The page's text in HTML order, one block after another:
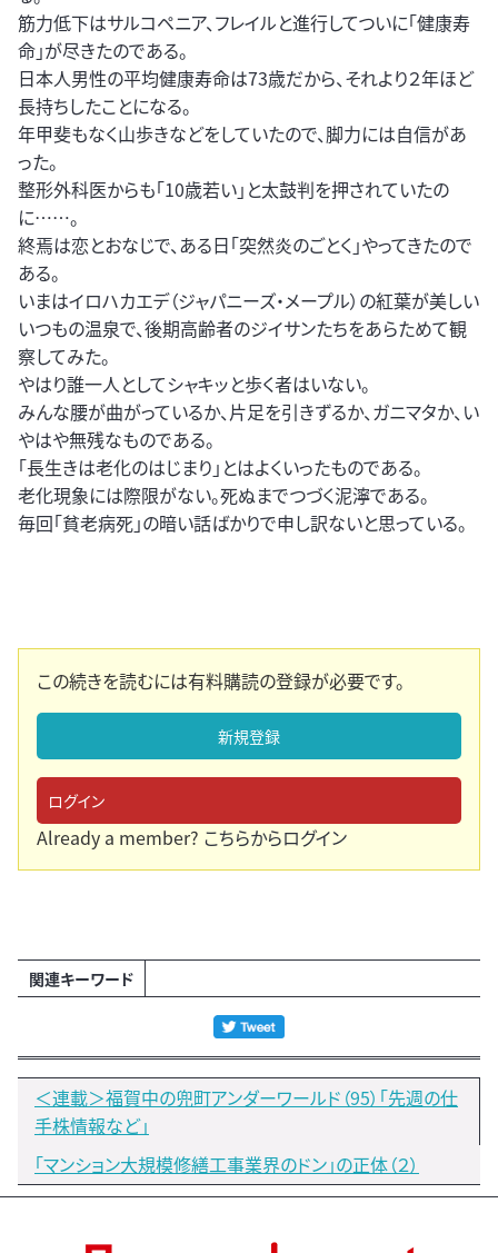
筋力低下はサルコペニア、フレイルと進行してついに「健康寿
命」が尽きたのである。
日本人男性の平均健康寿命は73歳だから、それより２年ほど
長持ちしたことになる。
年甲斐もなく山歩きなどをしていたので、脚力には自信があ
った。
整形外科医からも「10歳若い」と太鼓判を押されていたの
に……。
終焉は恋とおなじで、ある日「突然炎のごとく」やってきたので
ある。
いまはイロハカエデ（ジャパニーズ・メープル）の紅葉が美しい
いつもの温泉で、後期高齢者のジイサンたちをあらためて観
察してみた。
やはり誰一人としてシャキッと歩く者はいない。
みんな腰が曲がっているか、片足を引きずるか、ガニマタか、い
やはや無残なものである。
「長生きは老化のはじまり」とはよくいったものである。
老化現象には際限がない。死ぬまでつづく泥濘である。
毎回「貧老病死」の暗い話ばかりで申し訳ないと思っている。
この続きを読むには有料購読の登録が必要です。
新規登録
ログイン
Already a member? こちらからログイン
関連キーワード
＜連載＞福賀中の兜町アンダーワールド（95）「先週の仕
手株情報など」
「マンション大規模修繕工事業界のドン」の正体（２）